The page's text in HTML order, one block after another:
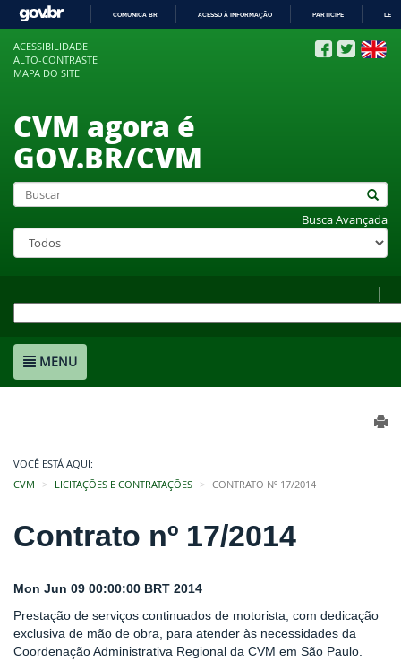
COMUNICA BR ACESSO À INFORMAÇÃO PARTICIPE
ACESSIBILIDADE
ALTO-CONTRASTE
MAPA DO SITE
CVM agora é
GOV.BR/CVM
Busca Avançada
MENU
VOCÊ ESTÁ AQUI:
CVM
LICITAÇÕES E CONTRATAÇÕES CONTRATO Nº 17/2014
Contrato nº 17/2014
Mon Jun 09 00:00:00 BRT 2014
Prestação de serviços continuados de motorista, com dedicação
exclusiva de mão de obra, para atender às necessidades da
Coordenação Administrativa Regional da CVM em São Paulo.